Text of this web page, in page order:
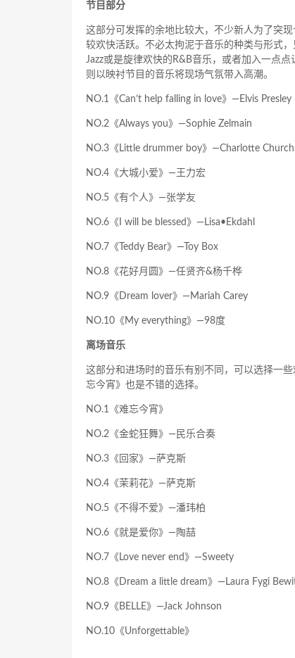
节目部分
这部分可发挥的余地比较大，不少新人为了突
较欢快活跃。不必太拘泥于音乐的种类与形式
Jazz或是旋律欢快的R&B音乐，或者加入一点
则以映衬节目的音乐将现场气氛带入高潮。
NO.1《Can’t help falling in love》—Elvis Presley
NO.2《Always you》—Sophie Zelmain
NO.3《Little drummer boy》—Charlotte Church
NO.4《大城小爱》—王力宏
NO.5《有个人》—张学友
NO.6《I will be blessed》—Lisa•Ekdahl
NO.7《Teddy Bear》—Toy Box
NO.8《花好月圆》—任贤齐&杨千桦
NO.9《Dream lover》—Mariah Carey
NO.10《My everything》—98度
离场音乐
这部分和进场时的音乐有别不同，可以选择一
忘今宵》也是不错的选择。
NO.1《难忘今宵》
NO.2《金蛇狂舞》—民乐合奏
NO.3《回家》—萨克斯
NO.4《茉莉花》—萨克斯
NO.5《不得不爱》—潘玮柏
NO.6《就是爱你》—陶喆
NO.7《Love never end》—Sweety
NO.8《Dream a little dream》—Laura Fygi
NO.9《BELLE》—Jack Johnson
NO.10《Unforgettable》